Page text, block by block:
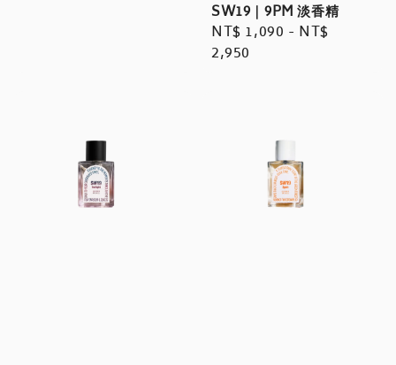
SW19｜9PM 淡香精
Regular
price
NT$ 1,090 - NT$
2,950